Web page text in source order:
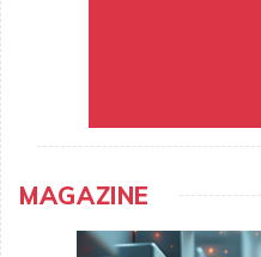
MAGAZINE